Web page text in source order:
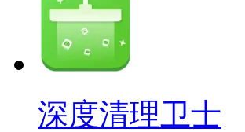
深度清理卫士